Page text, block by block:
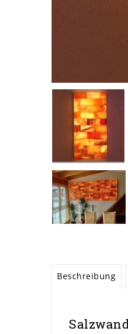
Beschreibung